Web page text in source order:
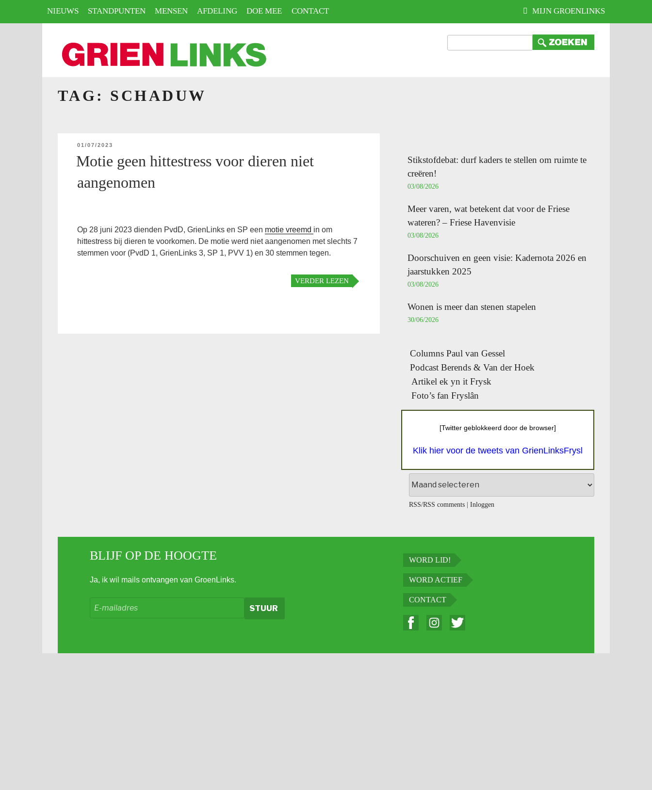
NIEUWS STANDPUNTEN MENSEN AFDELING DOE MEE CONTACT MIJN GROENLINKS
HOME
TAG: SCHADUW
GEPLAATST
01/07/2023
Motie geen hittestress voor dieren niet
aangenomen
Op 28 juni 2023 dienden PvdD, GrienLinks en SP een motie vreemd in om
hittestress bij dieren te voorkomen. De motie werd niet aangenomen met slechts 7
stemmen voor (PvdD 1, GrienLinks 3, SP 1, PVV 1) en 30 stemmen tegen.
VERDER LEZEN
Stikstofdebat: durf kaders te stellen om ruimte te
creëren!
03/08/2026
Meer varen, wat betekent dat voor de Friese
wateren? – Friese Havenvisie
03/08/2026
Doorschuiven en geen visie: Kadernota 2026 en
jaarstukken 2025
03/08/2026
Wonen is meer dan stenen stapelen
30/06/2026
Columns Paul van Gessel
Podcast Berends & Van der Hoek
Artikel ek yn it Frysk
Foto’s fan Fryslân
[Twitter geblokkeerd door de browser]
Klik hier voor de tweets van GrienLinksFrysl
RSS/RSS comments| Inloggen
BLIJF OP DE HOOGTE
Ja, ik wil mails ontvangen van GroenLinks.
WORD LID!
WORD ACTIEF
CONTACT